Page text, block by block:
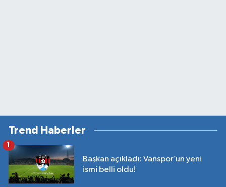
Trend Haberler
Başkan açıkladı: Vanspor’un yeni
ismi belli oldu!
1